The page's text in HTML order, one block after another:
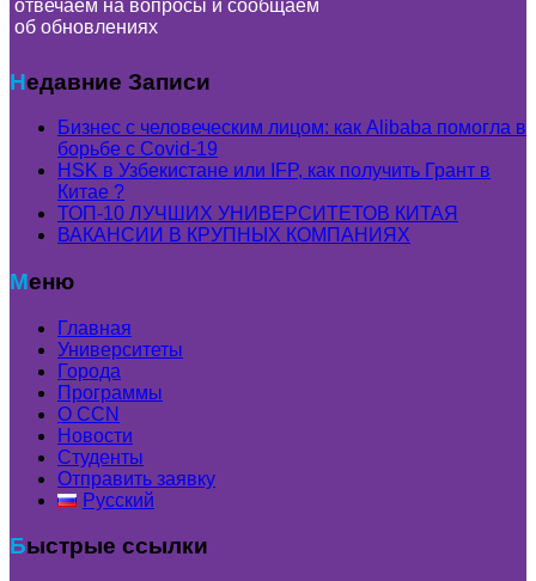
отвечаем на вопросы и сообщаем
об обновлениях
Недавние Записи
Бизнес с человеческим лицом: как Alibaba помогла в
борьбе с Covid-19
HSK в Узбекистане или IFP, как получить Грант в
Китае ?
ТОП-10 ЛУЧШИХ УНИВЕРСИТЕТОВ КИТАЯ
ВАКАНСИИ В КРУПНЫХ КОМПАНИЯХ
Меню
Главная
Университеты
Города
Программы
О CCN
Новости
Студенты
Отправить заявку
Русский
Быстрые ссылки